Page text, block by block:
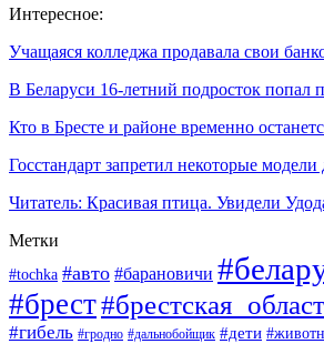
Интересное:
Учащаяся колледжа продавала свои
В Беларуси 16-летний подросток попал
Кто в Бресте и районе временно
Госстандарт запретил некоторые
Читатель: Красивая птица. Увидели
Метки
#tochka #авто #барановичи
#брест
#гибель #гродно #дальнобойщик #дети